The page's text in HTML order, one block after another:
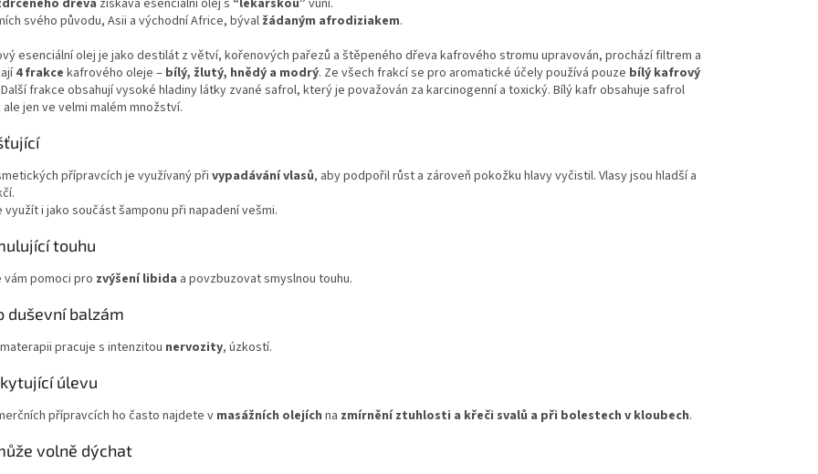
dřeva získává esenciální olej s “lékařskou” vůní.
svého původu, Asii a východní Africe, býval žádaným afrodiziakem.
esenciální olej je jako destilát z větví, kořenových pařezů a štěpeného dřeva kafrového stromu upravován, prochází filtrem a
4 frakce kafrového oleje – bílý, žlutý, hnědý a modrý. Ze všech frakcí se pro aromatické účely používá pouze bílý kafrový
Další frakce obsahují vysoké hladiny látky zvané safrol, který je považován za karcinogenní a toxický. Bílý kafr obsahuje safrol
jen ve velmi malém množství.
přípravcích je využívaný při vypadávání vlasů, aby podpořil růst a zároveň pokožku hlavy vyčistil. Vlasy jsou hladší a
využít i jako součást šamponu při napadení vešmi.
touhu
vám pomoci pro zvýšení libida a povzbuzovat smyslnou touhu.
duševní balzám
pracuje s intenzitou nervozity, úzkostí.
úlevu
přípravcích ho často najdete v masážních olejích na zmírnění ztuhlosti a křeči svalů a při bolestech v kloubech.
volně dýchat